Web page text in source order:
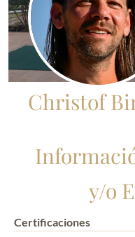
Christof
y/o
Certificaciones